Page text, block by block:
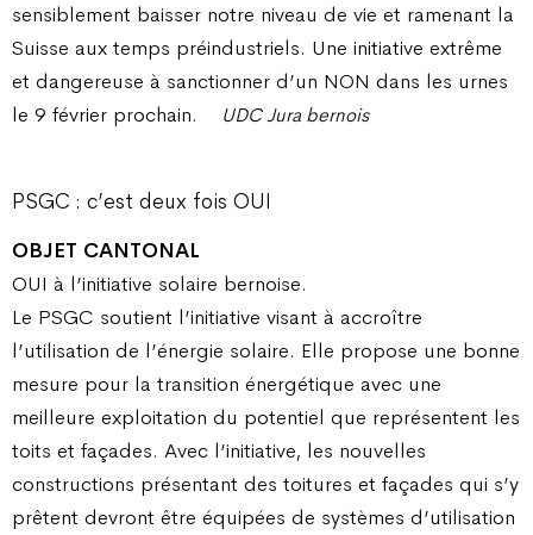
sensiblement baisser notre niveau de vie et ramenant la
Suisse aux temps préindustriels. Une initiative extrême
et dangereuse à sanctionner d’un NON dans les urnes
le 9 février prochain.
UDC Jura bernois
PSGC : c’est deux fois OUI
OBJET CANTONAL
OUI à l’initiative solaire bernoise.
Le PSGC soutient l’initiative visant à accroître
l’utilisation de l’énergie solaire. Elle propose une bonne
mesure pour la transition énergétique avec une
meilleure exploitation du potentiel que représentent les
toits et façades. Avec l’initiative, les nouvelles
constructions présentant des toitures et façades qui s’y
prêtent devront être équipées de systèmes d’utilisation